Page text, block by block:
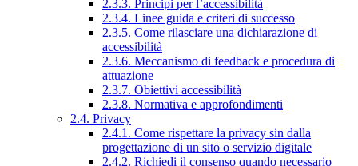
2.3.3. Principi per l’accessibilità
2.3.4. Linee guida e criteri di successo
2.3.5. Come rilasciare una dichiarazione di
accessibilità
2.3.6. Meccanismo di feedback e procedura di
attuazione
2.3.7. Obiettivi accessibilità
2.3.8. Normativa e approfondimenti
2.4. Privacy
2.4.1. Come rispettare la privacy sin dalla
progettazione di un sito o servizio digitale
2.4.2. Richiedi il consenso quando necessario